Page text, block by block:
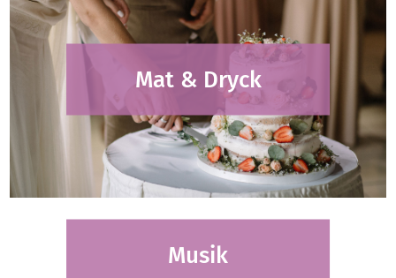
Mat & Dryck
Musik